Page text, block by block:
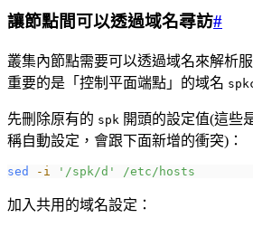
讓節點間可以透過域名尋訪#
叢集內節點需要可以透過域名來解析
重要的是「控制平面端點」的域名
先刪除原有的 spk 開頭的設定值(這些
稱自動設定，會跟下面新增的衝突)：
sed -i '/spk/d' /etc/hosts
加入共用的域名設定：